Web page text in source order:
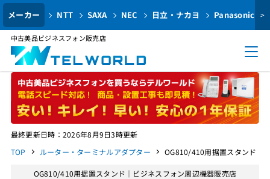
メーカー NTT SAXA NEC 日立・ナカヨ Panasonic >
中古美品ビジネスフォン販売店
最終更新日時：2026年8月9日3時更新
TOP
ルーター・ターミナルアダプター OG810/410用据置スタンド
OG810/410用据置スタンド｜ビジネスフォン周辺機器販売店